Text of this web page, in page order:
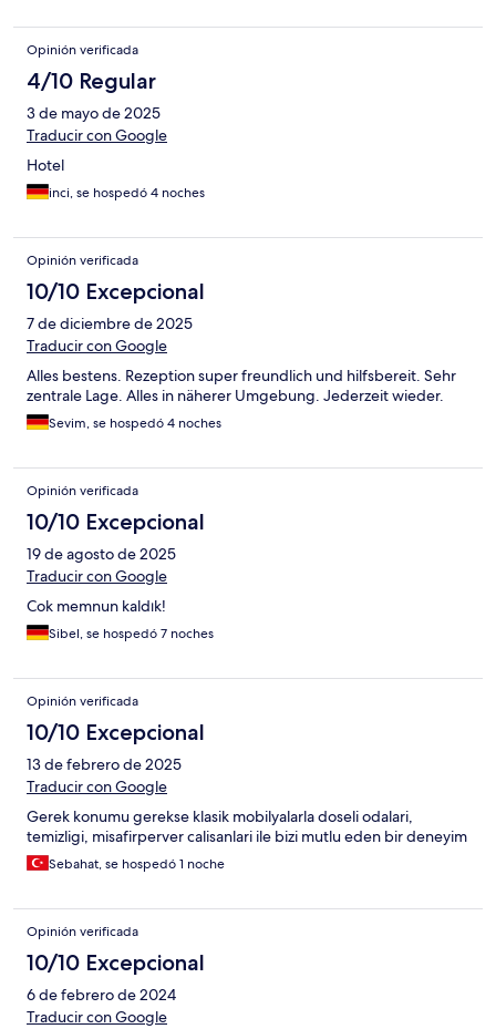
Opinión verificada
4/10 Regular
3 de mayo de 2025
Traducir con Google
Hotel
inci, se hospedó 4 noches
Opinión verificada
10/10 Excepcional
7 de diciembre de 2025
Traducir con Google
Alles bestens. Rezeption super freundlich und hilfsbereit. Sehr
zentrale Lage. Alles in näherer Umgebung. Jederzeit wieder.
Sevim, se hospedó 4 noches
Opinión verificada
10/10 Excepcional
19 de agosto de 2025
Traducir con Google
Cok memnun kaldık!
Sibel, se hospedó 7 noches
Opinión verificada
10/10 Excepcional
13 de febrero de 2025
Traducir con Google
Gerek konumu gerekse klasik mobilyalarla doseli odalari,
temizligi, misafirperver calisanlari ile bizi mutlu eden bir deneyim
Sebahat, se hospedó 1 noche
Opinión verificada
10/10 Excepcional
6 de febrero de 2024
Traducir con Google